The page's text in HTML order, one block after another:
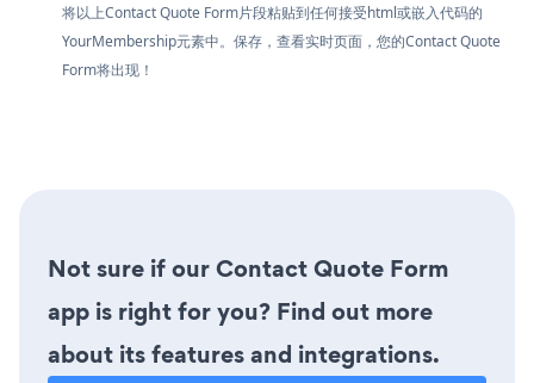
将以上Contact Quote Form片段粘贴到任何接受html或嵌入代码的
YourMembership元素中。保存，查看实时页面，您的Contact Quote
Form将出现！
Not sure if our Contact Quote Form
app is right for you? Find out more
about its features and integrations.